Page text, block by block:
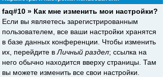
faq#10 » Как мне изменить мои настройки?
Если вы являетесь зарегистрированным
пользователем, все ваши настройки хранятся
в базе данных конференции. Чтобы изменить
их, перейдите в Личный раздел; ссылка на
него обычно находится вверху страницы. Там
вы можете изменить все свои настройки.